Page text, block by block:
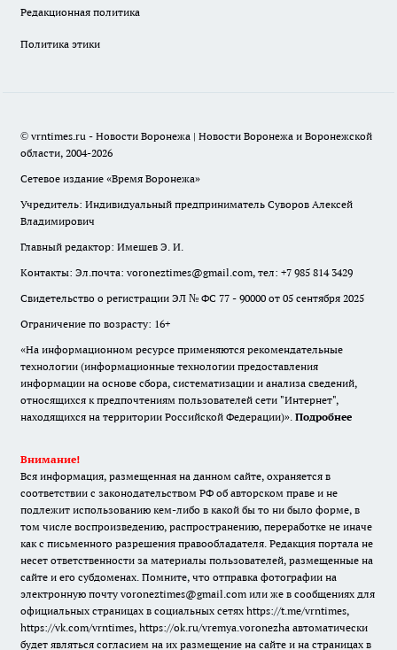
Редакционная политика
Политика этики
© vrntimes.ru - Новости Воронежа | Новости Воронежа и Воронежской
области, 2004-2026
Сетевое издание «Время Воронежа»
Учредитель: Индивидуальный предприниматель Суворов Алексей
Владимирович
Главный редактор: Имешев Э. И.
Контакты: Эл.почта: voroneztimes@gmail.com, тел: +7 985 814 3429
Свидетельство о регистрации ЭЛ № ФС 77 - 90000 от 05 сентября 2025
Ограничение по возрасту: 16+
«На информационном ресурсе применяются рекомендательные
технологии (информационные технологии предоставления
информации на основе сбора, систематизации и анализа сведений,
относящихся к предпочтениям пользователей сети "Интернет",
находящихся на территории Российской Федерации)». Подробнее
Внимание!
Вся информация, размещенная на данном сайте, охраняется в
соответствии с законодательством РФ об авторском праве и не
подлежит использованию кем-либо в какой бы то ни было форме, в
том числе воспроизведению, распространению, переработке не иначе
как с письменного разрешения правообладателя. Редакция портала не
несет ответственности за материалы пользователей, размещенные на
сайте и его субдоменах. Помните, что отправка фотографии на
электронную почту voroneztimes@gmail.com или же в сообщениях для
официальных страницах в социальных сетях https://t.me/vrntimes,
https://vk.com/vrntimes, https://ok.ru/vremya.voronezha автоматически
будет являться согласием на их размещение на сайте и на страницах в